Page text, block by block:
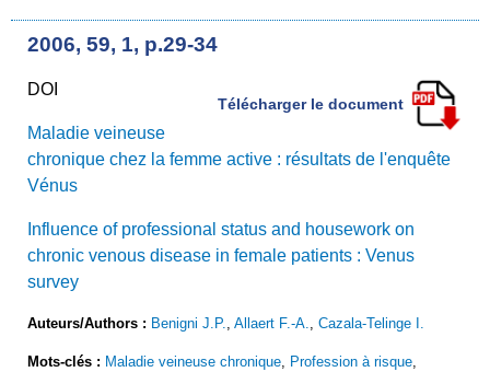
2006, 59, 1, p.29-34
DOI
Télécharger le document
Maladie veineuse
chronique chez la femme active : résultats de l'enquête
Vénus
Influence of professional status and housework on
chronic venous disease in female patients : Venus
survey
Auteurs/Authors : Benigni J.P. Allaert F.-A. Cazala-Telinge I.
Mots-clés : Maladie veineuse chronique Profession à risque